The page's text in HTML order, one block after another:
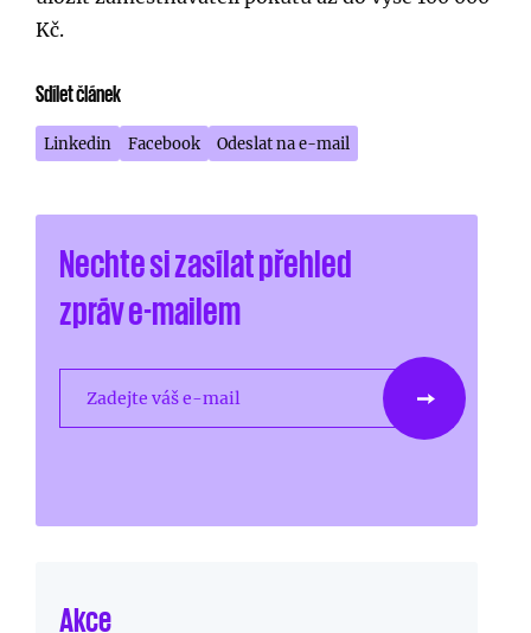
Kč.
Sdílet článek
Linkedin Facebook Odeslat na e-mail
Nechte si zasílat přehled
zpráv e-mailem
Zadejte váš e-mail
Akce